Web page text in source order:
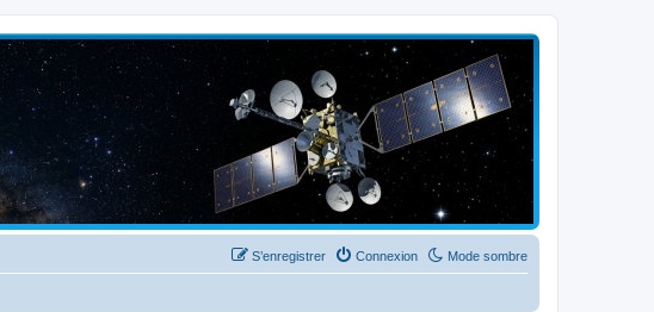
Mode sombre
Connexion
S’enregistrer